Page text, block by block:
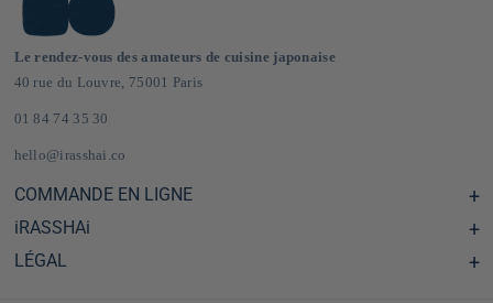
Le rendez-vous des amateurs de cuisine japonaise
40 rue du Louvre, 75001 Paris
01 84 74 35 30
hello@irasshai.co
COMMANDE EN LIGNE
Centre d'aide & FAQ
Livraison et frais de port en France & Europe
iRASSHAi
Les horaires du 40 rue du Louvre, Paris
LÉGAL